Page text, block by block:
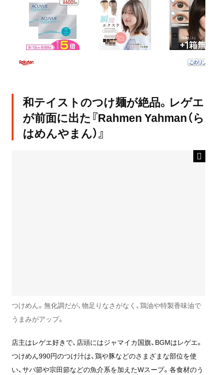
和テイストのつけ麺が絶品。レゲエ
が前面に出た『Rahmen Yahman（ら
はめんやまん）』
つけめん。無化調だが、物足りなさがなく、鶏油や特製香味油で
うまみがアップ。
店主はレゲエ好きで、店頭にはジャマイカ国旗、BGMはレゲエ。
つけめん990円のつけ汁は、鶏や豚などのさまざまな部位を使
い、サバ節や宗田節などの魚介系を加えたWスープ。各食材のう